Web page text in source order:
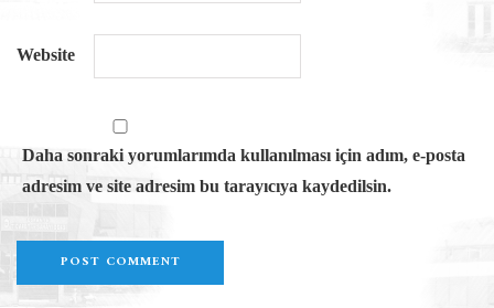
Website
Daha sonraki yorumlarımda kullanılması için adım, e-posta
adresim ve site adresim bu tarayıcıya kaydedilsin.